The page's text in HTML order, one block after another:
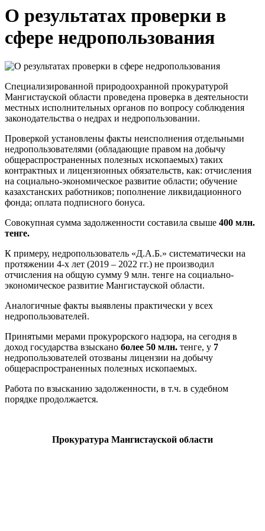
О результатах проверки в
сфере недропользования
Специализированной природоохранной прокуратурой
Мангистауской области проведена проверка в деятельности
местных исполнительных органов по вопросу соблюдения
законодательства о недрах и недропользовании.
Проверкой установлены факты неисполнения отдельными
недропользователями (обладающие правом на добычу
общераспространенных полезных ископаемых) таких
контрактных и лицензионных обязательств, как: отчисления
на социально-экономическое развитие области; обучение
казахстанских работников; пополнение ликвидационного
фонда; оплата подписного бонуса.
Совокупная сумма задолженности составила свыше 400 млн.
тенге.
К примеру, недропользователь «Д.А.Б.» систематически на
протяжении 4-х лет (2019 – 2022 гг.) не производил
отчисления на общую сумму 9 млн. тенге на социально-
экономическое развитие Мангистауской области.
Аналогичные факты выявлены практически у всех
недропользователей.
Принятыми мерами прокурорского надзора, на сегодня в
доход государства взыскано более 50 млн. тенге, у 7
недропользователей отозваны лицензии на добычу
общераспространенных полезных ископаемых.
Работа по взысканию задолженности, в т.ч. в судебном
порядке продолжается.
Прокуратура Мангистауской области